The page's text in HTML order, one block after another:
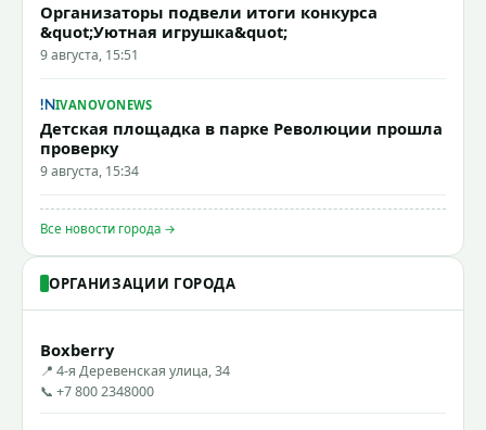
Организаторы подвели итоги конкурса
&quot;Уютная игрушка&quot;
9 августа, 15:51
IVANOVONEWS
Детская площадка в парке Революции прошла
проверку
9 августа, 15:34
Все новости города →
ОРГАНИЗАЦИИ ГОРОДА
Boxberry
📍 4-я Деревенская улица, 34
📞 +7 800 2348000